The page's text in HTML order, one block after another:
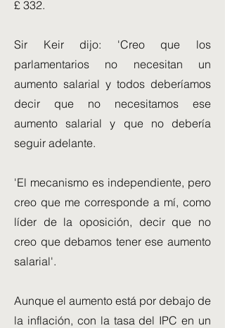
£ 332.
Sir Keir dijo: 'Creo que los
parlamentarios no necesitan un
aumento salarial y todos deberíamos
decir que no necesitamos ese
aumento salarial y que no debería
seguir adelante.
'El mecanismo es independiente, pero
creo que me corresponde a mí, como
líder de la oposición, decir que no
creo que debamos tener ese aumento
salarial'.
Aunque el aumento está por debajo de
la inflación, con la tasa del IPC en un